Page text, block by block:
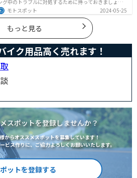
グ中のトラブルに対処するために持っておきましょ
。車載工具でどんなことができるのか、どんな車載工
を持っておけばいいのかなど、バイク用車載工具につ
て紹介します！
モトスポット 2024-05-25
もっと見る
イク用品高く売れます！
スポットを登録しませんか？
からオススメスポットを募集しています！
ビス作りに、ご協力よろしくお願いいたします。
ットを登録する